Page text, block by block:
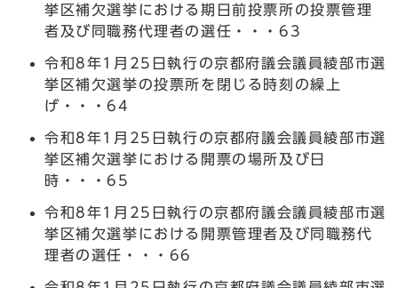
挙区補欠選挙における期日前投票所の投票管理
者及び同職務代理者の選任・・・63
令和8年1月25日執行の京都府議会議員綾部市選
挙区補欠選挙の投票所を閉じる時刻の繰上
げ・・・64
令和8年1月25日執行の京都府議会議員綾部市選
挙区補欠選挙における開票の場所及び日
時・・・65
令和8年1月25日執行の京都府議会議員綾部市選
挙区補欠選挙における開票管理者及び同職務代
理者の選任・・・66